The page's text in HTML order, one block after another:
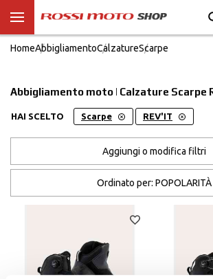
HomeAbbigliamentoCalzatureScarpe
Abbigliamento moto | Calzature Scarpe
HAI SCELTO Scarpe REV'IT
Aggiungi o modifica filtri
Ordinato per: POPOLARITÀ